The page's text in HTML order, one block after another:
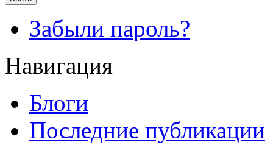
Забыли пароль?
Навигация
Блоги
Последние публикации